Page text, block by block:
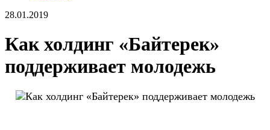
28.01.2019
Как холдинг «Байтерек»
поддерживает молодежь